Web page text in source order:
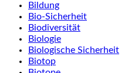
Bildung
Bio-Sicherheit
Biodiversität
Biologie
Biologische Sicherheit
Biotop